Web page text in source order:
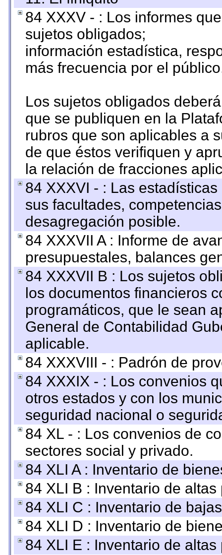
84 XXXV - : Los informes
sujetos obligados;
información estadística,
más frecuencia por el
Los sujetos obligados
que se publiquen en la
rubros que son aplicables a
de que éstos verifiquen y
la relación de fracciones
84 XXXVI - : Las
sus facultades,
desagregación posible.
84 XXXVII A : Informe de
presupuestales, balances
84 XXXVII B : Los sujetos
los documentos financieros
programáticos, que le sean
General de Contabilidad
aplicable.
84 XXXVIII - : Padrón de
84 XXXIX - : Los convenios
otros estados y con los
seguridad nacional o
84 XL - : Los convenios de
sectores social y privado.
84 XLI A : Inventario de
84 XLI B : Inventario de
84 XLI C : Inventario de
84 XLI D : Inventario de
84 XLI E : Inventario de